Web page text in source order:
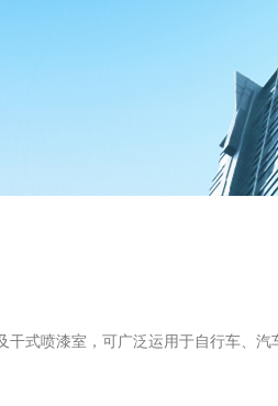
干式喷漆室，可广泛运用于自行车、汽